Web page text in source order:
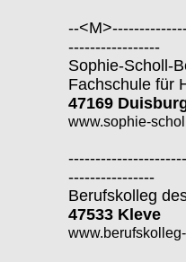
--
-----------------
Sophie-Scholl-
Fachschule für
47169
www.sophie-
----------------
Berufskolleg
47533 Kleve